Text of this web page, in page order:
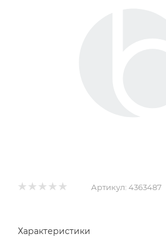
Артикул: 4363487
Характеристики